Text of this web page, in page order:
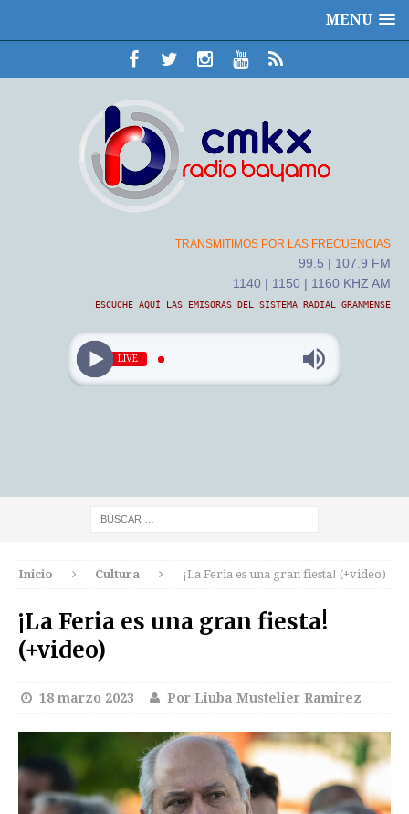
MENU
TRANSMITIMOS POR LAS FRECUENCIAS
99.5 | 107.9 FM
1140 | 1150 | 1160 KHZ AM
ESCUCHE AQUÍ LAS EMISORAS DEL SISTEMA RADIAL GRANMENSE
LIVE
Inicio Cultura ¡La Feria es una gran fiesta! (+video)
¡La Feria es una gran fiesta!
(+video)
18 marzo 2023 Por Liuba Mustelier Ramirez